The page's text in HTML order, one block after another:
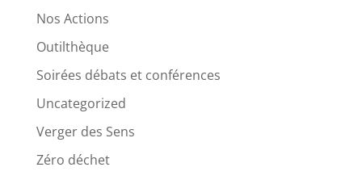
Nos Actions
Outilthèque
Soirées débats et conférences
Uncategorized
Verger des Sens
Zéro déchet